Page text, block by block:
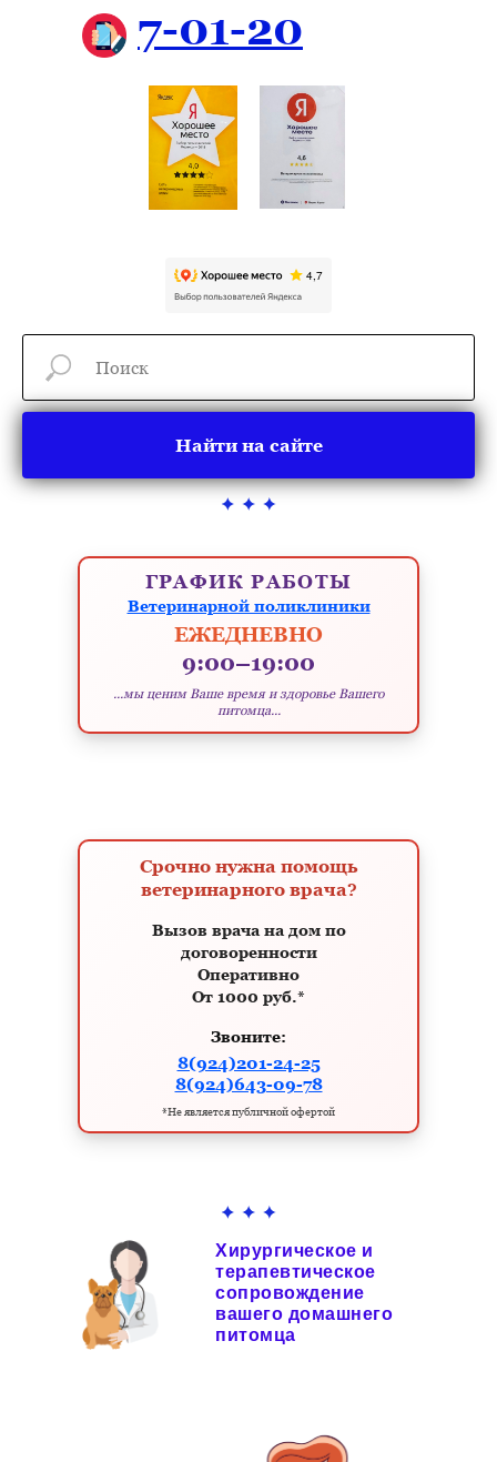
7-01-20
Найти на сайте
ГРАФИК РАБОТЫ
Ветеринарной поликлиники
ЕЖЕДНЕВНО
9:00–19:00
...мы ценим Ваше время и здоровье Вашего
питомца...
Срочно нужна помощь
ветеринарного врача?
Вызов врача на дом по
договоренности
Оперативно
От 1000 руб.*
Звоните:
8(924)201-24-25
8(924)643-09-78
*Не является публичной офертой
Хирургическое и
терапевтическое
сопровождение
вашего домашнего
питомца